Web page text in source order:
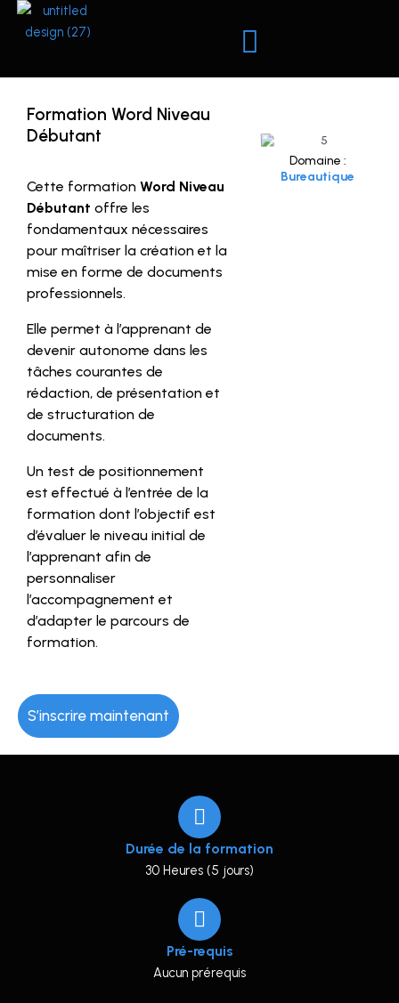
Aller
Formation Word Niveau
Débutant
Cette formation Word Niveau
Débutant offre les
fondamentaux nécessaires
pour maîtriser la création et la
mise en forme de documents
professionnels.
Elle permet à l’apprenant de
devenir autonome dans les
tâches courantes de
rédaction, de présentation et
de structuration de
documents.
Un test de positionnement
est effectué à l’entrée de la
formation dont l’objectif est
d’évaluer le niveau initial de
l’apprenant afin de
personnaliser
l’accompagnement et
d’adapter le parcours de
formation.
Domaine :
Bureautique
S’inscrire maintenant
Durée de la formation
30 Heures (5 jours)
Pré-requis
Aucun prérequis